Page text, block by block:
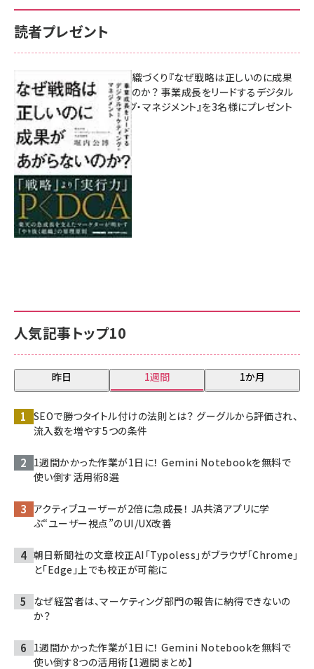
人気記事トップ10
昨日 1週間 1か月
SEOで勝つタイトル付けの法則とは？ グーグルから評価され、
流入数を増やす5つの条件
1週間かかった作業が1日に！ Gemini Notebookを無料で
使い倒す活用術8選
アクティブユーザーが2倍に急成長！ JA共済アプリに学
ぶ“ユーザー視点”のUI/UX改善
朝日新聞社の文章校正AI「Typoless」がブラウザ「Chrome」
と「Edge」上でも校正が可能に
なぜ経営者は、マーケティング部門の報告に納得できないの
か？
1週間かかった作業が1日に！ Gemini Notebookを無料で
使い倒す8つの活用術【1週間まとめ】
読者プレゼント
成果を生む組織づくり『なぜ戦略は正しいのに成果
があがらないのか？ 事業成長をリードするデジタル
マーケティング・マネジメント』を3名様にプレゼント
8月7日 10:00